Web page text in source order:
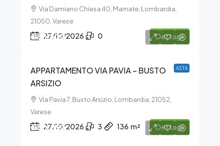
Via Damiano Chiesa 40, Marnate, Lombardia,
21050, Varese
27/10/2026 0 Dettagli
ASTA
€55.500
APPARTAMENTO VIA PAVIA – BUSTO
ARSIZIO
Via Pavia 7, Busto Arsizio, Lombardia, 21052,
Varese
27/10/2026 3 136 m² Dettagli
€80.250